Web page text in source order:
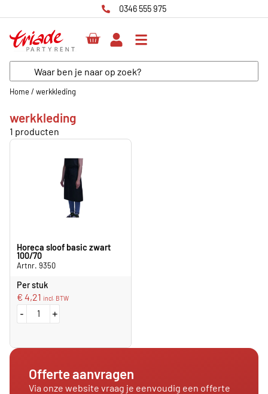
0346 555 975
Home / werkkleding
Offerte aanvragen
Via onze website vraag je eenvoudig een offerte
werkkleding
1 producten
Horeca sloof basic zwart
100/70
Artnr. 9350
Per stuk
€ 4,21 incl. BTW
- +